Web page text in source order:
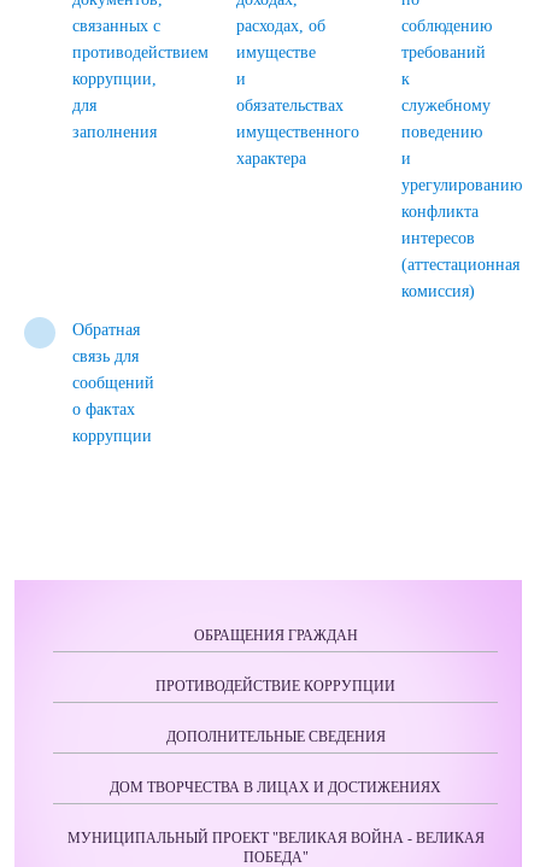
связанных с
противодействием
коррупции,
для
заполнения
расходах, об
имуществе
и
обязательствах
имущественного
характера
соблюдению
требований
к
служебному
поведению
и
урегулированию
конфликта
интересов
(аттестационная
комиссия)
Обратная
связь для
сообщений
о фактах
коррупции
ОБРАЩЕНИЯ ГРАЖДАН
ПРОТИВОДЕЙСТВИЕ КОРРУПЦИИ
ДОПОЛНИТЕЛЬНЫЕ СВЕДЕНИЯ
ДОМ ТВОРЧЕСТВА В ЛИЦАХ И ДОСТИЖЕНИЯХ
МУНИЦИПАЛЬНЫЙ ПРОЕКТ "ВЕЛИКАЯ ВОЙНА - ВЕЛИКАЯ
ПОБЕДА"